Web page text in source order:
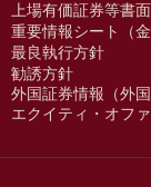
上場有価証券等書
重要情報シート（金
最良執行方針
勧誘方針
外国証券情報（外
エクイティ・オフ